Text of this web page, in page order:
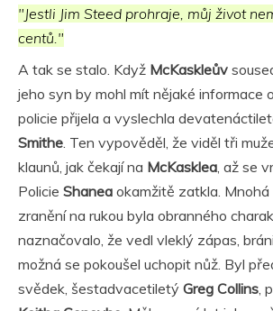
"Jestli Jim Steed prohraje, můj život
centů."
A tak se stalo. Když McKaskleův
jeho syn by mohl mít nějaké informace
policie přijela a vyslechla
Smithe . Ten vypověděl, že viděl tři
klaunů, jak čekají na McKasklea , až se
Policie Shanea okamžitě zatkla. Mnohá
zranění na rukou byla obranného
naznačovalo, že vedl vleklý zápas,
možná se pokoušel uchopit nůž. Byl
svědek, šestadvacetiletý Greg Collins ,